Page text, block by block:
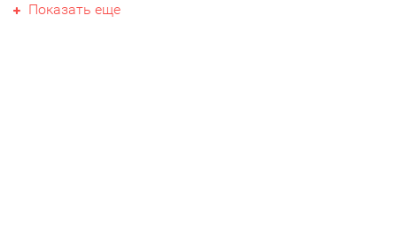
Выбор систем кондиционирования, которые мы
Показать еще